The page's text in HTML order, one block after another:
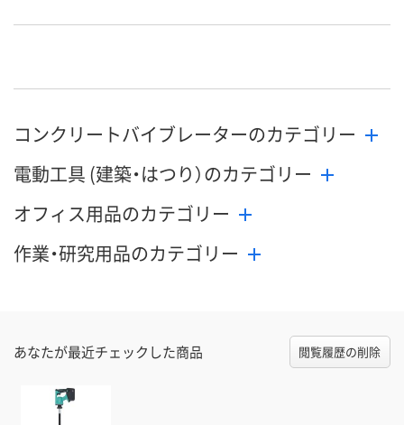
コンクリートバイブレーターのカテゴリー
電動工具 (建築・はつり）のカテゴリー
オフィス用品のカテゴリー
作業・研究用品のカテゴリー
あなたが最近チェックした商品 閲覧履歴の削除